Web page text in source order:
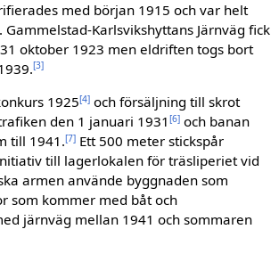
med början 1915 och var helt
Karlsvikshyttans Järnväg fick
oktober 1923 men eldriften togs bort
[3]
1925[4]och försäljning till skrot
den 1 januari 1931 [6]och banan
till 1941.[7]Ett 500 meter stickspår
till lagerlokalen för träsliperiet vid
armen använde byggnaden som
som kommer med båt och
järnväg mellan 1941 och sommaren